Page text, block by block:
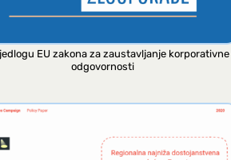
EU zakona za zaustavljanje korporativne
odgovornosti